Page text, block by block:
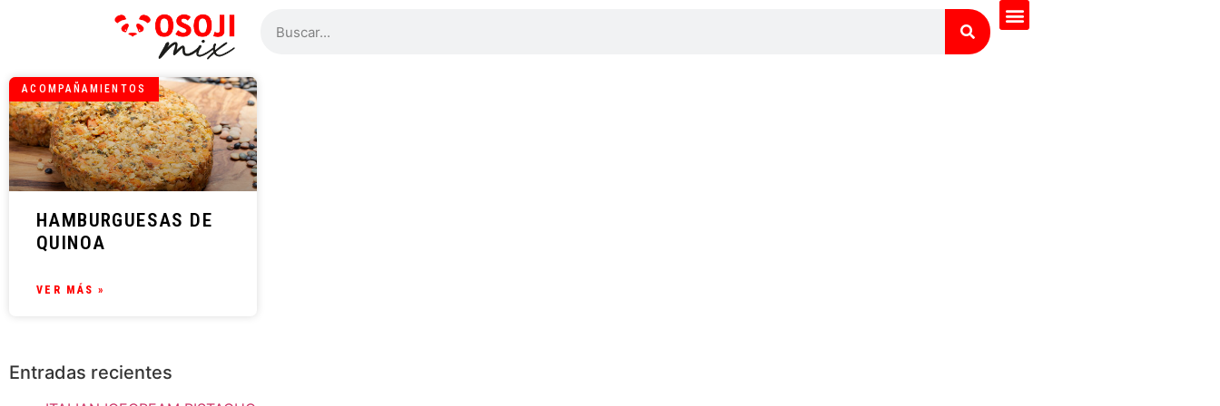
ACOMPAÑAMIENTOS
HAMBURGUESAS DE
QUINOA
VER MÁS »
Entradas recientes